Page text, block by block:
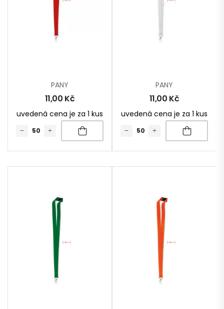
PANY
11,00 Kč
uvedená cena je za 1 kus
PANY
11,00 Kč
uvedená cena je za 1 kus